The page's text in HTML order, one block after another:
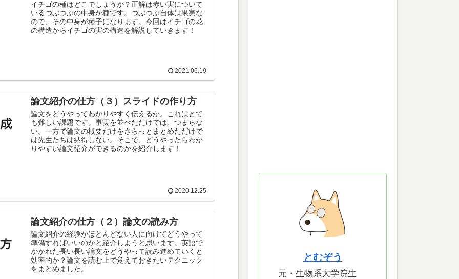
イチゴの種はどこでしょうか？正解は赤い実について
いるつぶつぶの中身が種です。つぶつぶ自体は果実な
ので、その中身が種子になります。今回はイチゴの花
の構造からイチゴの実の構造を解説していきます！
2021.06.19
論文紹介の仕方（３）スライドの作り方
論文をどうやってわかりやすく伝えるか。これはとて
も難しい課題です。事実を並べただけでは、つまらな
い。一方で論文の概要だけをさらっとまとめただけで
は先生たちは納得しない。そこで、どうやったらわか
りやすい論文紹介ができるのかを紹介します！
2020.12.25
論文紹介の仕方（２）論文の読み方
論文紹介の経験がほとんどない人に向けてどうやって
準備すればいいのかと紹介しようと思います。英語で
かかれた長い長い論文をどうやって読み進めていくと
効率的か？論文を読む上で覚えておきたいテクニック
をまとめました。
とむぞう
元・生物系大学院生